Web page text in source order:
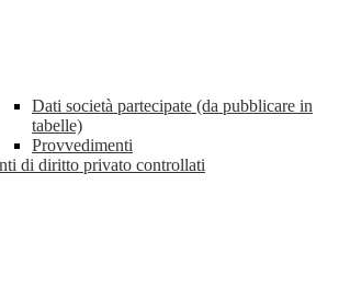
Dati società partecipate (da pubblicare in
tabelle)
Provvedimenti
di diritto privato controllati